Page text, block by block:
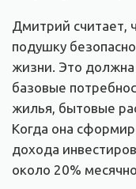
Дмитрий считает,
подушку
жизни. Это должна
базовые
жилья, бытовые
Когда она
дохода
около 20%